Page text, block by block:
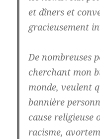
et dîners et
gracieusement
De nombreuses
cherchant mon
monde, veulent
bannière
cause religieuse
racisme,